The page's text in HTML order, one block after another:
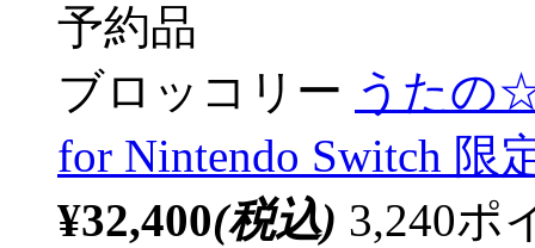
予約品
ブロッコリー うたの
for Nintendo Switch 限
¥32,400(税込) 3,240ポ